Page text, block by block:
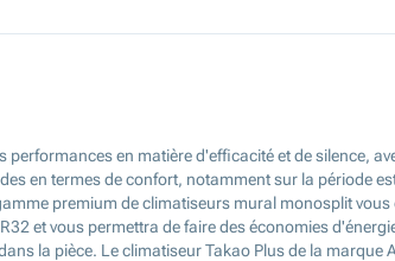
en matière d'efficacité et de silence,
en termes de confort, notamment sur la période
premium de climatiseurs mural monosplit
et vous permettra de faire des économies
la pièce. Le climatiseur Takao Plus de la